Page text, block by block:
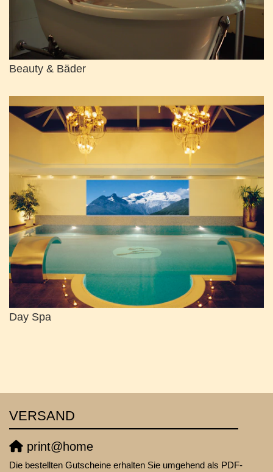
Beauty & Bäder
Day Spa
VERSAND
print@home
Die bestellten Gutscheine erhalten Sie umgehend als PDF-